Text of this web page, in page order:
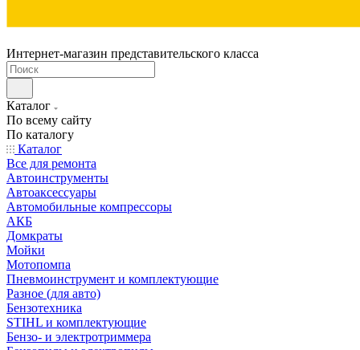
Интернет-магазин представительского класса
Каталог
По всему сайту
По каталогу
Каталог
Все для ремонта
Автоинструменты
Автоаксессуары
Автомобильные компрессоры
АКБ
Домкраты
Мойки
Мотопомпа
Пневмоинструмент и комплектующие
Разное (для авто)
Бензотехника
STIHL и комплектующие
Бензо- и электротриммера